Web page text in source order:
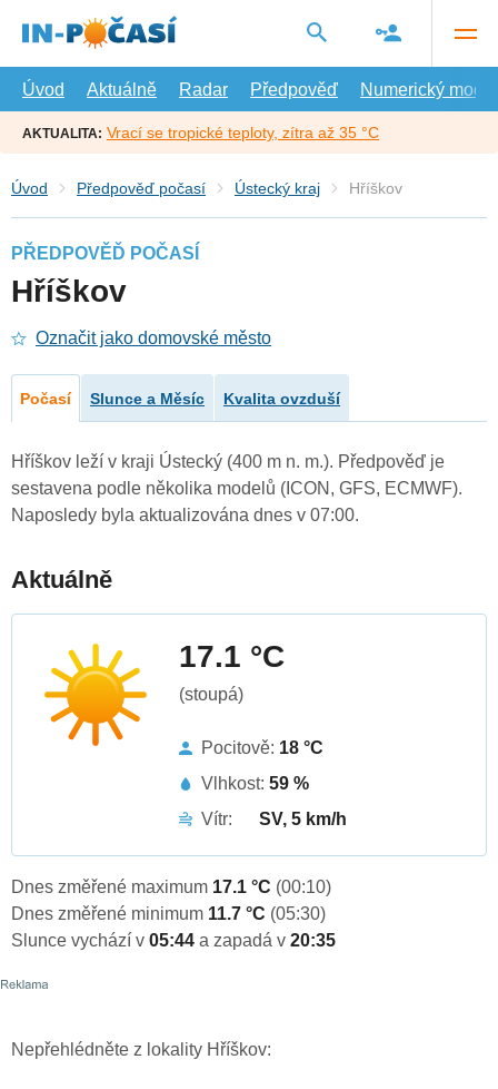
hlavní
Úvod
Aktuálně Radar Předpověď Numerický model
AKTUALITA: Vrací se tropické teploty, zítra až 35 °C
Úvod Předpověď počasí Ústecký kraj Hříškov
PŘEDPOVĚĎ POČASÍ
Hříškov
Označit jako domovské město
Počasí Slunce a Měsíc Kvalita ovzduší
Hříškov leží v kraji Ústecký (400 m n. m.). Předpověď je
sestavena podle několika modelů (ICON, GFS, ECMWF).
Naposledy byla aktualizována dnes v 07:00.
Aktuálně
17.1 °C
(stoupá)
Pocitově: 18 °C
Vlhkost: 59 %
Vítr:
SV, 5 km/h
Dnes změřené maximum 17.1 °C (00:10)
Dnes změřené minimum 11.7 °C (05:30)
Slunce vychází v 05:44 a zapadá v 20:35
Nepřehlédněte z lokality Hříškov: